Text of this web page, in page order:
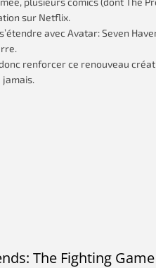
sur Netflix.
avec Avatar: Seven
renforcer ce renouveau
The Fighting Game